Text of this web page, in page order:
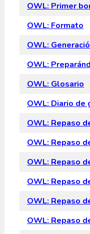
OWL: Primer
OWL: Formato
OWL:
OWL:
OWL: Glosario
OWL: Diario de
OWL: Repaso
OWL: Repaso
OWL: Repaso
OWL: Repaso
OWL: Repaso
OWL: Repaso